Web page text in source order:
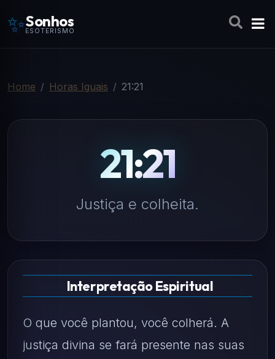
✨Sonhos
ESOTERISMO
Home Horas Iguais 21:21
21:21
Justiça e colheita.
Interpretação Espiritual
O que você plantou, você colherá. A
justiça divina se fará presente nas suas